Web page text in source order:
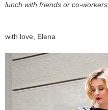
lunch with friends or co-workers.
with love, Elena